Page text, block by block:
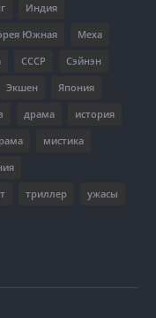
Индия
Южная
Меха
СССР
Сэйнэн
Экшен
Япония
драма
история
мистика
триллер
ужасы